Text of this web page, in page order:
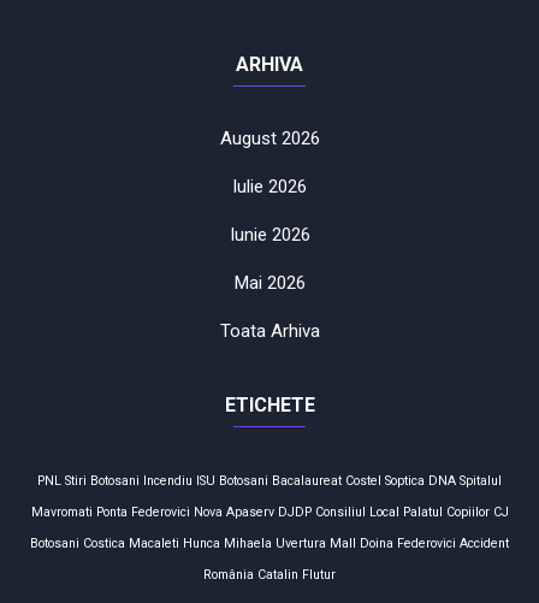
ARHIVA
August 2026
Iulie 2026
Iunie 2026
Mai 2026
Toata Arhiva
ETICHETE
PNL Stiri Botosani Incendiu ISU Botosani Bacalaureat Costel Soptica DNA Spitalul
Mavromati Ponta Federovici Nova Apaserv DJDP Consiliul Local Palatul Copiilor CJ
Botosani Costica Macaleti Hunca Mihaela Uvertura Mall Doina Federovici Accident
România Catalin Flutur